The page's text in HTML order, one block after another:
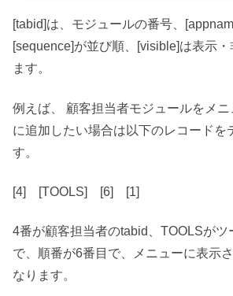
[tabid]は、モジュールの番号、
[sequence]が並び順、[visible]は表示
ます。
例えば、 顧客担当者モジュールをメ
に追加したい場合は以下のレコードを
す。
[4] [TOOLS] [6] [1]
4番が顧客担当者のtabid、TOOLSがツ
で、順番が6番目で、メニューに表示
なります。